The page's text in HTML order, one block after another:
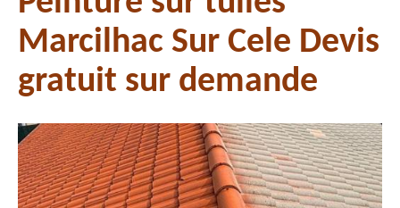
Marcilhac Sur Cele Devis
gratuit sur demande